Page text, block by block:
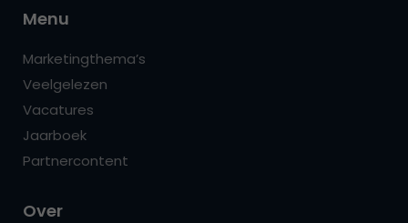
Menu
Marketingthema’s
Veelgelezen
Vacatures
Jaarboek
Partnercontent
Over